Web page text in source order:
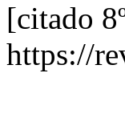
[citado
https://